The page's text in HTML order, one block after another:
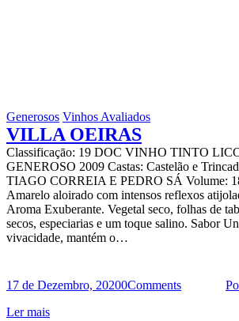
Generosos Vinhos Avaliados
VILLA OEIRAS
Classificaçāo: 19 DOC VINHO TINTO
GENEROSO 2009 Castas: Castelão e
TIAGO CORREIA E PEDRO SÁ Volume:
Amarelo aloirado com intensos reflexos
Aroma Exuberante. Vegetal seco, folhas de
secos, especiarias e um toque salino. Sabor
vivacidade, mantém o…
17 de Dezembro, 20200Comments
Ler mais